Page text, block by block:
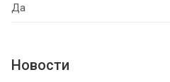
Да
Новости